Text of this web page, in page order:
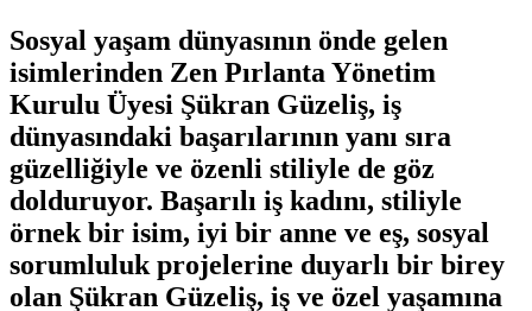
Sosyal yaşam dünyasının önde gelen
isimlerinden Zen Pırlanta Yönetim
Kurulu Üyesi Şükran Güzeliş, iş
dünyasındaki başarılarının yanı sıra
güzelliğiyle ve özenli stiliyle de göz
dolduruyor. Başarılı iş kadını, stiliyle
örnek bir isim, iyi bir anne ve eş, sosyal
sorumluluk projelerine duyarlı bir birey
olan Şükran Güzeliş, iş ve özel yaşamına